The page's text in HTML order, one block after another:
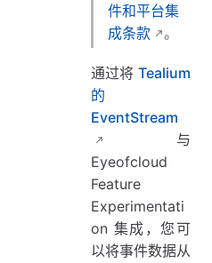
件和平台集
成条款
。
通过将 Tealium
的
EventStream
与
Eyeofcloud
Feature
Experimentati
on 集成，您可
以将事件数据从